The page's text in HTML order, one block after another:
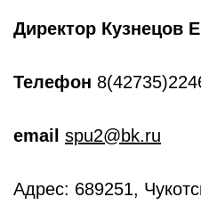
Директор Кузнецов
Телефон
email spu2@bk.ru
Адрес: 689251,